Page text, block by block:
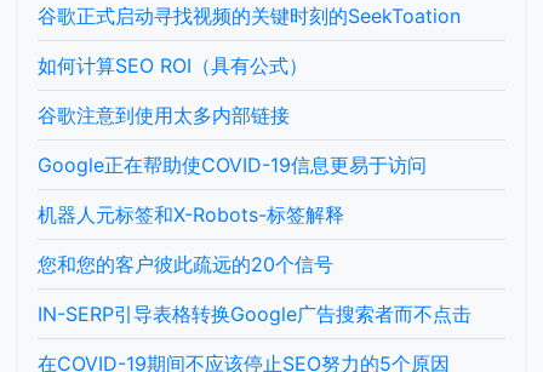
谷歌正式启动寻找视频的关键时刻的SeekToation
如何计算SEO ROI（具有公式）
谷歌注意到使用太多内部链接
Google正在帮助使COVID-19信息更易于访问
机器人元标签和X-Robots-标签解释
您和您的客户彼此疏远的20个信号
IN-SERP引导表格转换Google广告搜索者而不点击
在COVID-19期间不应该停止SEO努力的5个原因